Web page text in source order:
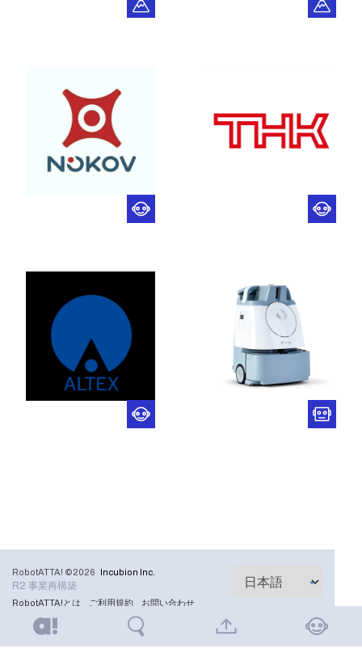
RobotATTA! ©2026 Incubion Inc.
R2 事業再構築
RobotATTA!とは ご利用規約 お問い合わせ